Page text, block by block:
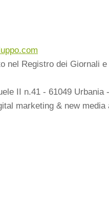
nel Registro dei Giornali
II n.41 - 61049 Urbania
marketing & new media